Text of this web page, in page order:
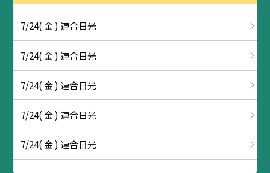
7/24( 金 ) 連合日光
7/24( 金 ) 連合日光
7/24( 金 ) 連合日光
7/24( 金 ) 連合日光
7/24( 金 ) 連合日光